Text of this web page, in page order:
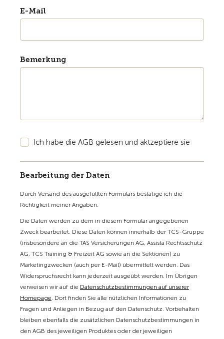
E-Mail
Bemerkung
Ich habe die AGB gelesen und aktzeptiere sie
Bearbeitung der Daten
Durch Versand des ausgefüllten Formulars bestätige ich die
Richtigkeit meiner Angaben.
Die Daten werden zu dem in diesem Formular angegebenen
Zweck bearbeitet. Diese Daten können innerhalb der TCS-Gruppe
(insbesondere an die TAS Versicherungen AG, Assista Rechtsschutz
AG, TCS Training & Freizeit AG sowie an die Sektionen) zu
Marketingzwecken (auch per E-Mail) übermittelt werden. Das
Widerspruchsrecht kann jederzeit ausgeübt werden. Im Übrigen
verweisen wir auf die Datenschutzbestimmungen auf unserer
Homepage. Dort finden Sie alle nützlichen Informationen zu
Fragen und Anliegen in Bezug auf den Datenschutz. Vorbehalten
bleiben ebenfalls die zusätzlichen Datenschutzbestimmungen in
den AGB des jeweiligen Produktes oder der jeweiligen